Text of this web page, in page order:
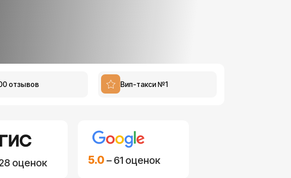
отзывов Вип-такси №1
оценок 5.0 – 61 оценок